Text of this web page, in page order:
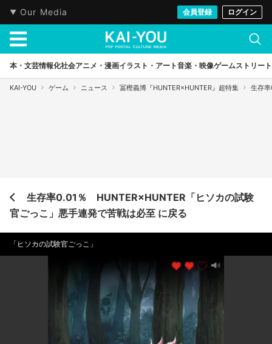
Our Media 会員登録 ログイン
本・文芸情報化社会アニメ・漫画イラスト・アート音楽・映像ゲームストリート
KAI-YOU ゲーム ニュース 冨樫義博『HUNTER×HUNTER』超特集 生存
生存率0.01％ HUNTER×HUNTER「ヒソカの試験
官ごっこ」悪手連発で苦戦は必至 に戻る
「ヒソカの試験官ごっこ」